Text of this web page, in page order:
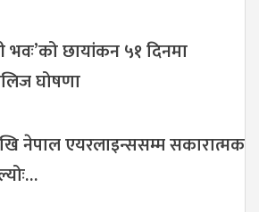
भवः’को छायांकन ५१ दिनमा
घोषणा
नेपाल एयरलाइन्ससम्म सकारात्मक